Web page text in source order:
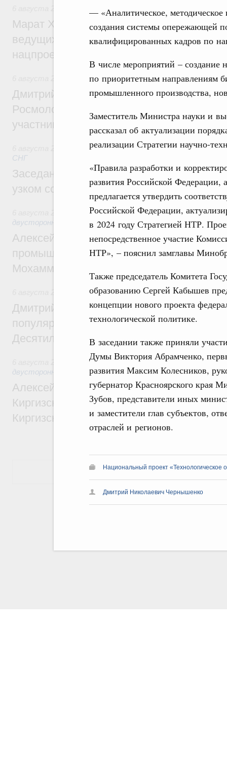
— «Аналитическое, методическое
создания системы опережающей
квалифицированных кадров по
В числе мероприятий – создание
по приоритетным направлениям
промышленного производства,
Заместитель Министра науки и
рассказал об актуализации
реализации Стратегии научно-
«Правила разработки и
развития Российской Федерации,
предлагается утвердить
Российской Федерации,
в 2024 году Стратегией НТР.
непосредственное участие
НТР», – пояснил замглавы
Также председатель Комитета
образованию Сергей Кабышев
концепции нового проекта
технологической политике.
В заседании также приняли
Думы Виктория Абрамченко,
развития Максим Колесников,
губернатор Красноярского края
Зубов, представители иных
и заместители глав субъектов,
отраслей и регионов.
Национальный проект «Технологическое
Дмитрий Николаевич Чернышенко
Национальный проект «Инфраструктура
Марат Хуснуллин: Порядка 200
ведущих к спортивным объектам,
нацпроекту «Инфраструктура для
Молодёжная политика
Дмитрий Чернышенко, Сергей Кравцов и
Росмолодёжи Григорий Гуров
участников проекта «Кольцо открытий»
Евразийский экономический союз.
СНГ
Заседание Евразийского
узком составе
Экономические отношения с
двусторонней основе
Алексей Оверчук провёл рабочую
промышленности, недропользования и
Мохаммадом Атабаком
Внутренний и въездной туризм
Дмитрий Чернышенко: Порядка 110
популярного туризма в 35 регионах
Десятилетия науки и технологий
Экономические и гуманитарные
двусторонней основе
Алексей Оверчук принял участие в
Киргизского экономического форума и
Киргизской межрегиональной
Показать еще